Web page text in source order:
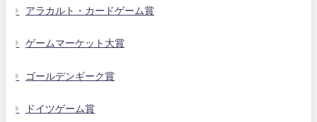
アラカルト・カードゲーム賞
ゲームマーケット大賞
ゴールデンギーク賞
ドイツゲーム賞